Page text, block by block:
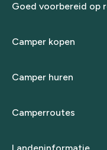
Goed voorbereid op
Camper kopen
Camper huren
Camperroutes